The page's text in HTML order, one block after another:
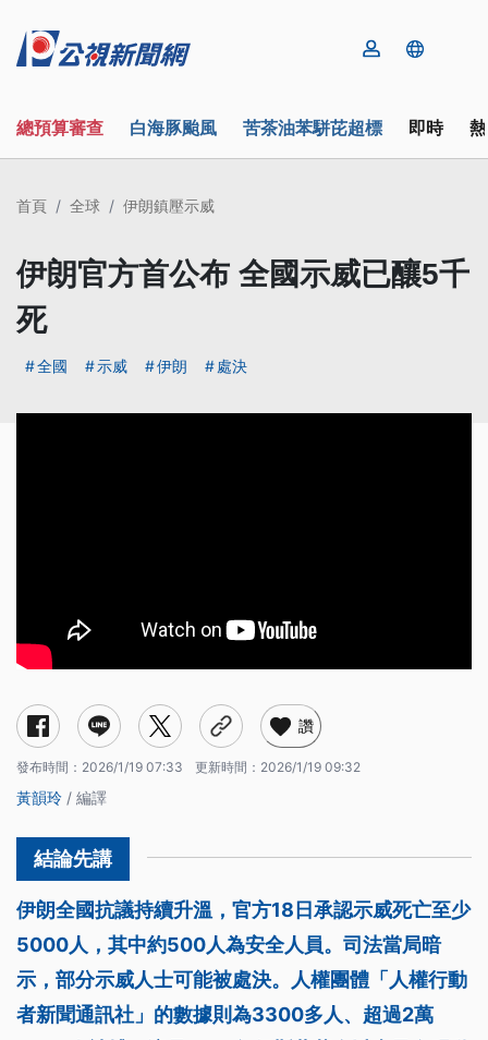
總預算審查 白海豚颱風 苦茶油苯駢芘超標 即時
首頁 全球 伊朗鎮壓示威
伊朗官方首公布 全國示威已釀5千
死
全國 示威 伊朗 處決
讚
發布時間： 2026/1/19 07:33 更新時間： 2026/1/19 09:32
黃韻玲 / 編譯
伊朗全國抗議持續升溫，官方18日承認示威死亡至少
5000人，其中約500人為安全人員。司法當局暗
示，部分示威人士可能被處決。人權團體「人權行動
者新聞通訊社」的數據則為3300多人、超過2萬